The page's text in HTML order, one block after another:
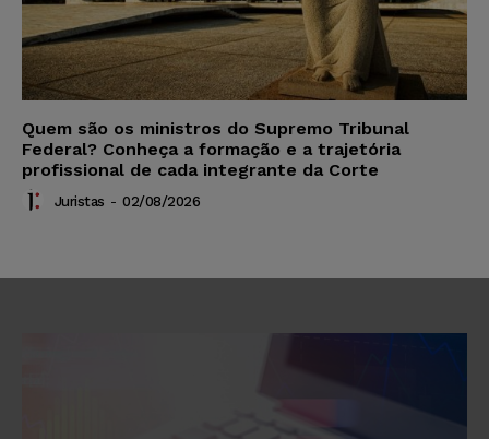
Quem são os ministros do Supremo Tribunal
Federal? Conheça a formação e a trajetória
profissional de cada integrante da Corte
Juristas - 02/08/2026